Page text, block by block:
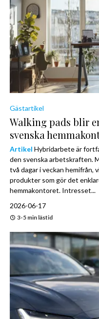
Gästartikel
Walking pads blir
svenska
Artikel Hybridarbete är
den svenska arbetskraften.
två dagar i veckan hemifrån,
produkter som gör det
hemmakontoret. Intresset...
2026-06-17
3-5 min lästid